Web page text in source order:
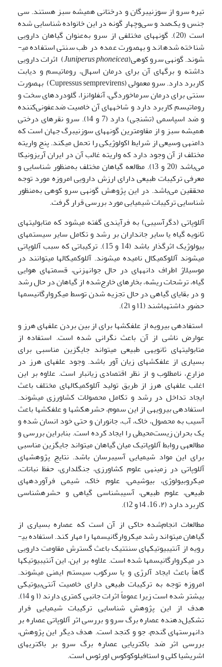
تیره سرو از سوزنی­برگان و درختانی همیشه­ ­‌سبز هستند. سی
جنس و یک‌صد و سی‌وچهار گونه در این خانواده شناسایی شده
است (20). گونه­های مختلفی از سرو به‌عنوان گیاهان دارویی
شناخته شده­اند و به­صورت عمده در طب سنتی استفاده می­
شوند. گونه­ی سرو کوهی(Juniperus phoneicea) اثرات دارویی
داشته و برگ­های آن برای درمان اسهال، روماتیسم و دیابت
کاربرد دارد. سرو معمولی (Cupressus semprevirens) به­صورت
سنتی برای درمان سرماخوردگی، آنفلوانزا، گلودردهای سخت و
روماتیسم کاربرد دارد و شاخه­های آن خاصیت ضدعفونی‌کننده
و ضد اسپاسمی (تشنجی) دارد (7 و ۱4). سرو نقره­ای درختی
همیشه ­‌سبز و از مقاوم­ترین گونه­های سوزنی­برگ جهان است که
دامنه­ی وسیعی از شرایط اکولوژیکی را تحمل می­کند. پنج واریته
مختلف از آن وجود دارد که واریته غالب آن در ایران آریزونیکا
می‌باشد (20 و ۱3). مطالعه گیاهان مختلف به‌منظور شناسایی و
معرفی ترکیبات طبیعی دارای ارزش دارویی امروزه مورد توجه
محققین می‌باشد. در این پژوهش گونه­ی سرو کوهی به‌منظور
شناسایی ترکیبات شیمیایی مورد بررسی قرار گرفت.
آللوپاتی (دگرآسیبی) به فرآیندی گفته می­شود که متابولیت­های
ثانویه گیاه یا سایر جانداران بر رشد و تکامل سایر سیستم­های
بیولوژیک اثرگذار باشد (14 و 15). ترکیباتی که سبب آللوپاتی
می­شوند آللوکمیکال نامیده می­شوند. آللوکمیکال­ها می­توانند در
موسیلاژ اطراف دانه­های در حال جوانه­زنی، قسمت­های هوایی
گیاه، ترشحات ریشه، بخارهای خارج‌شده از گیاهان در حال رشد
و در بقایای گیاهی در حال تجزیه شدن توسط میکروارگانیسم­ها
حضور داشته­باشند (۱1 و 2۱).
استفاده­ی بی­رویه از علف­کش­ها برای از بین بردن علف­های هرز و
عوارض ناشی از آن باعث نگرانی شده است. استفاده از
متابولیت­های ثانویه­ی طبیعی می­تواند جایگزین مناسبی برای
بسیاری از علف­کش­های زیان آور باشد. وجود علف­های هرز در
مزارع، نامطلوب و از نظر اقتصادی زیان­بار است. علاوه بر این
اغلب علف­های هرز از طریق تولید آللوکمیکال­های مختلف باعث
ایجاد تداخل در رشد و تکامل محصولات کشاورزی می­شوند.
استفاده­ی بی­رویه­ی از این سموم، حشره­کش­ها و علف­کش­ها باعث
آسیب به محصول، خاک، آب، جانوران و حتی خود انسان شده و
یک بحران زیست‌محیطی را ایجاد کرده است. بنابراین بررسی و
مطالعه­ی روابط آللوپاتیک میان گیاهان می­تواند جایگزین مناسبی
برای این مواد شیمیایی آسیب­رسان باشد. نتایج پژوهش­های
آللوپاتی در زمینه­ی علوم کشاورزی، جنگلداری، حفظ نباتات،
میکروبیولوژی، بیوشیمی، علوم خاک، شیمی فرآورده­های
طبیعی، علوم طبیعی، آسیب­شناسی گیاهی و حشره­شناسی
کاربرد دارد (۲، 16، ۱4 و ۱2).
مطالعات انجام‌شده حاکی از آن است که عصاره بسیاری از
گیاهان می­تواند رشد میکروارگانیسم­ها را مهار کند. استفاده بی­
رویه از آنتی­بیوتیک­های سنتتیک باعث گسترش مقاومت دارویی
در میکروارگانیسم­ها شده است. علاوه بر این، این آنتی­بیوتیک­ها
گاهاً باعث ایجاد آلرژی و یا سرکوب سیستم ایمنی می­شوند.
امروزه توجه به ترکیبات طبیعی دارای خاصیت آنتی‌بیوتیکی
بیشتر شده است زیرا عموماً اثرات جانبی کم­تری دارند (۱ و ۱4).
هدف از این پژوهش شناسایی ترکیبات شیمیایی فرار
تشکیل‌دهنده عصاره برگ سرو و بررسی اثر آللوپاتی عصاره بر
دانه­رست­های گندم، جو و کنجد است. هدف دیگر این پژوهش،
بررسی اثر ضد باکتریایی عصاره برگ سرو بر باکتری­های
اشریشیا کلی و استافیلوکوکوس اورئوس است.